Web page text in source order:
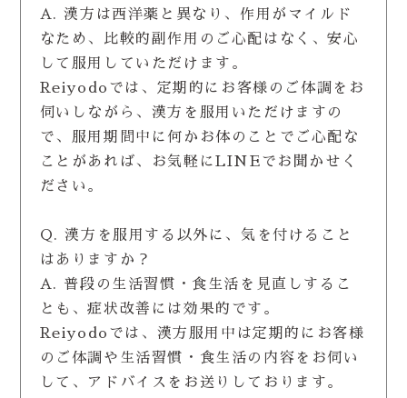
A. 漢方は西洋薬と異なり、作用がマイルド
なため、比較的副作用のご心配はなく、安心
して服用していただけます。
Reiyodoでは、定期的にお客様のご体調をお
伺いしながら、漢方を服用いただけますの
で、服用期間中に何かお体のことでご心配な
ことがあれば、お気軽にLINEでお聞かせく
ださい。
Q. 漢方を服用する以外に、気を付けること
はありますか？
A. 普段の生活習慣・食生活を見直しするこ
とも、症状改善には効果的です。
Reiyodoでは、漢方服用中は定期的にお客様
のご体調や生活習慣・食生活の内容をお伺い
して、アドバイスをお送りしております。